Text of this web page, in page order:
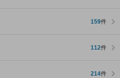
159件
112件
214件